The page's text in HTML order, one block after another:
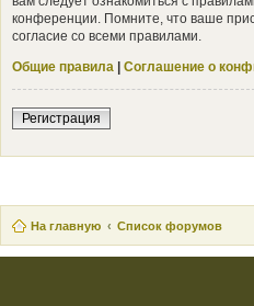
конференции. Помните, что ваше
согласие со всеми правилами.
Общие правила | Соглашение о
Регистрация
На главную Список форумов